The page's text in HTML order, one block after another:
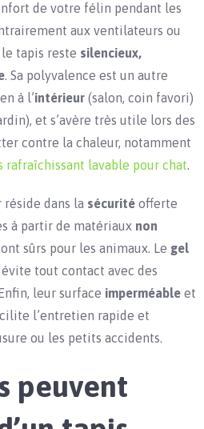
de votre félin pendant les
aux ventilateurs ou
tapis reste silencieux,
. Sa polyvalence est un autre
à l’intérieur(salon, coin favori)
et s’avère très utile lors des
contre la chaleur, notamment
rafraîchissant lavable pour chat.
réside dans la sécuritéofferte
à partir de matériaux non
sûrs pour les animaux. Le gel
tout contact avec des
leur surface imperméableet
l’entretien rapide et
ou les petits accidents.
peuvent